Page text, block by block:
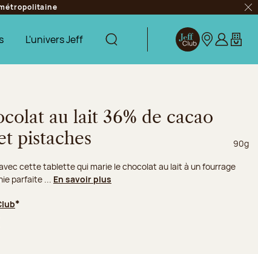
L'univers Jeff Afficher la rechercheJeff ClubNos Mon
au lait 36% de cacao
pistaches
Poids
90g
cette tablette qui marie le chocolat au lait à un fourrage
parfaite ... En savoir plus
*